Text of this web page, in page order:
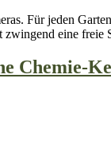
Für jeden
zwingend eine
Chemie-